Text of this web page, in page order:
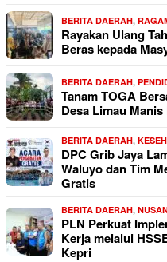
BERITA DAERAH,
Rayakan Ulang
Beras kepada
BERITA DAERAH,
Tanam TOGA
Desa Limau
BERITA DAERAH,
DPC Grib Jaya
Waluyo dan Tim
Gratis
BERITA DAERAH,
PLN Perkuat
Kerja melalui
Kepri